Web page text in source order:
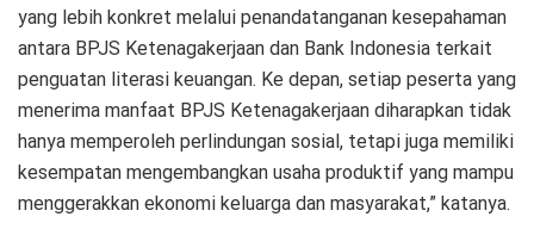
yang lebih konkret melalui penandatanganan kesepahaman
antara BPJS Ketenagakerjaan dan Bank Indonesia terkait
penguatan literasi keuangan. Ke depan, setiap peserta yang
menerima manfaat BPJS Ketenagakerjaan diharapkan tidak
hanya memperoleh perlindungan sosial, tetapi juga memiliki
kesempatan mengembangkan usaha produktif yang mampu
menggerakkan ekonomi keluarga dan masyarakat,” katanya.